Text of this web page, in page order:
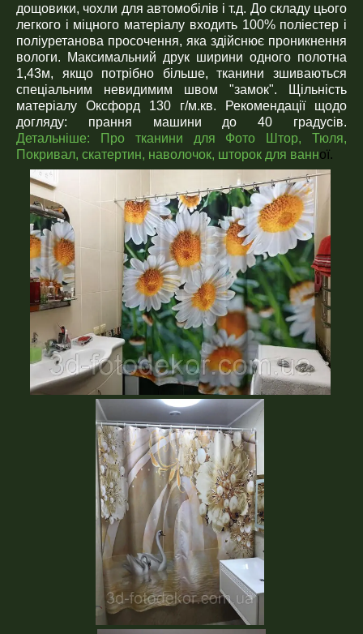
дощовики, чохли для автомобілів і т.д. До складу цього
легкого і міцного матеріалу входить 100% поліестер і
поліуретанова просочення, яка здійснює проникнення
вологи. Максимальний друк ширини одного полотна
1,43м, якщо потрібно більше, тканини зшиваються
спеціальним невидимим швом "замок". Щільність
матеріалу Оксфорд 130 г/м.кв. Рекомендації щодо
догляду: прання машини до 40 градусів.
Детальніше:
Про тканини для Фото Штор, Тюля,
Покривал, скатертин, наволочок, шторок для ванної.